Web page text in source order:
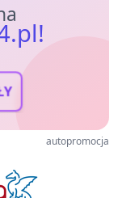
autopromocja